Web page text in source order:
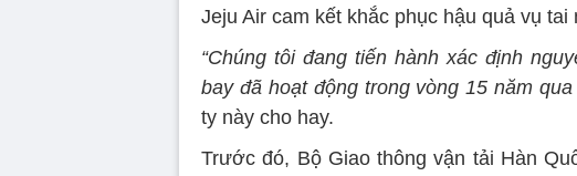
Jeju Air cam kết khắc phục hậu quả vụ tai
“Chúng tôi đang tiến hành xác định
bay đã hoạt động trong vòng 15 năm
ty này cho hay.
Trước đó, Bộ Giao thông vận tải Hàn